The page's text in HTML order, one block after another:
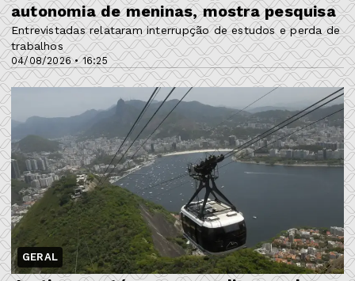
04/08/2026 • 16:25
autonomia de meninas, mostra pesquisa
Entrevistadas relataram interrupção de estudos e perda de
trabalhos
GERAL